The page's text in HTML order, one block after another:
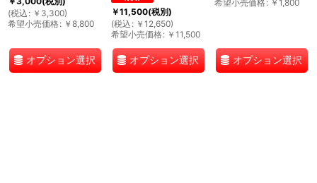
(税込 : ￥ 3,300)
希望小売価格: ￥ 8,800
オプション選択
￥11,500(税別)
(税込 : ￥ 12,650)
希望小売価格: ￥ 11,500
オプション選択
希望小売価格: ￥ 1,800
オプション選択